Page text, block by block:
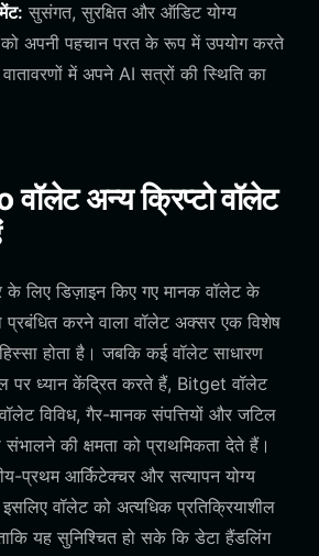
सुसंगत, सुरक्षित और ऑडिट योग्य
को अपनी पहचान परत के रूप में उपयोग करते
में अपने AI सत्रों की स्थिति का
अन्य क्रिप्टो वॉलेट
लिए डिज़ाइन किए गए मानक वॉलेट के
प्रबंधित करने वाला वॉलेट अक्सर एक विशेष
होता है। जबकि कई वॉलेट साधारण
पर ध्यान केंद्रित करते हैं, Bitget वॉलेट
विविध, गैर-मानक संपत्तियों और जटिल
की क्षमता को प्राथमिकता देते हैं।
प्रथम आर्किटेक्चर और सत्यापन योग्य
वॉलेट को अत्यधिक प्रतिक्रियाशील
यह सुनिश्चित हो सके कि डेटा हैंडलिंग